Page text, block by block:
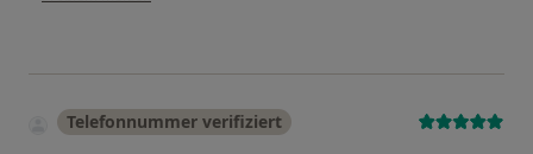
Telefonnummer verifiziert